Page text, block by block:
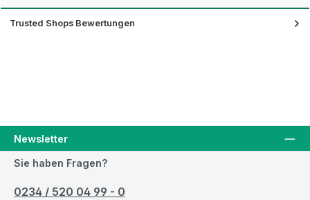
Trusted Shops Bewertungen
Newsletter
Sie haben Fragen?
0234 / 520 04 99 - 0